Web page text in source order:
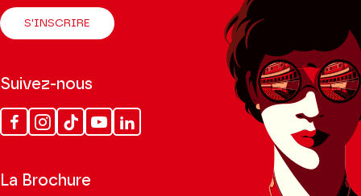
S'INSCRIRE
Suivez-nous
FacebookInstagram
Tik
Tok
YoutubeLinkedin
La Brochure